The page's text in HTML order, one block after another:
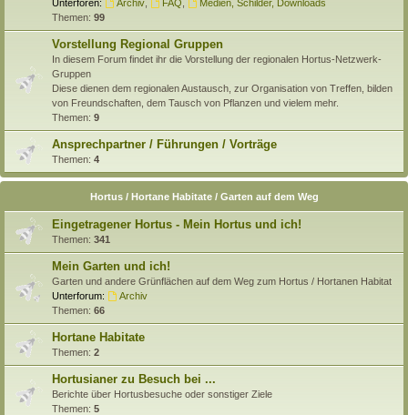
Unterforen:
Archiv, FAQ
Medien, Schilder, Downloads
Themen: 99
Vorstellung Regional Gruppen
In diesem Forum findet ihr die Vorstellung der regionalen Hortus-Netzwerk-
Gruppen
Diese dienen dem regionalen Austausch, zur Organisation von Treffen, bilden
von Freundschaften, dem Tausch von Pflanzen und vielem mehr.
Themen: 9
Ansprechpartner / Führungen / Vorträge
Themen: 4
Hortus / Hortane Habitate / Garten auf dem Weg
Eingetragener Hortus - Mein Hortus und ich!
Themen: 341
Mein Garten und ich!
Garten und andere Grünflächen auf dem Weg zum Hortus / Hortanen Habitat
Unterforum:
Archiv
Themen: 66
Hortane Habitate
Themen: 2
Hortusianer zu Besuch bei ...
Berichte über Hortusbesuche oder sonstiger Ziele
Themen: 5